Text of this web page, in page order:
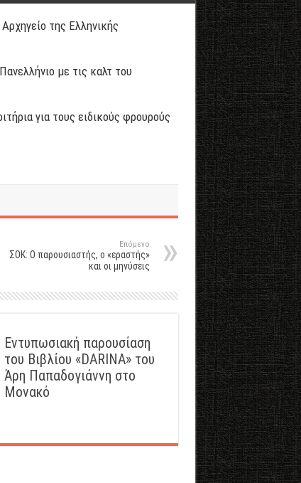
της Ελληνικής
με τις καλτ του
για τους ειδικούς φρουρούς
Επόμενο
ΣΟΚ: Ο παρουσιαστής, ο «εραστής»
και οι μηνύσεις
Εντυπωσιακή παρουσίαση
του Βιβλίου «DARINA» του
Άρη Παπαδογιάννη στο
Μονακό